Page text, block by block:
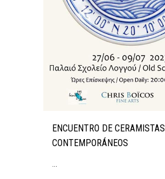
ENCUENTRO DE CERAMISTAS
CONTEMPORÁNEOS
...